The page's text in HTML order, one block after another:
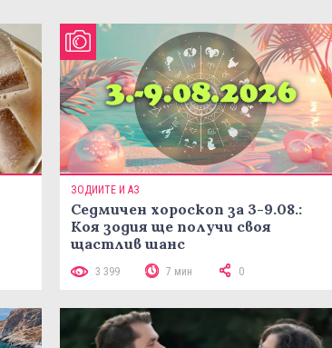
ЗОДИИТЕ И АЗ
Седмичен хороскоп за 3-9.08.:
Коя зодия ще получи своя
щастлив шанс
3 399 7 мин 0